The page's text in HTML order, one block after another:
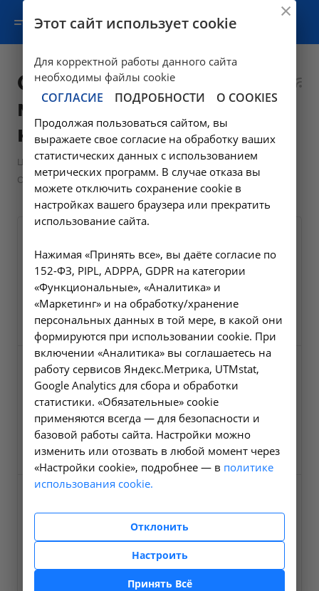
Операции и
манипуляции
колопроктолога
Цены в Ангарске —
Операции и манипуляции колопроктолога
кишки эндоскопическое
А16.17.020
2800 ₽ Заказать услугу
Удаление полипа анального
канала и прямой кишки
3600 ₽ Заказать услугу
геморроидальных узлов
А16.19.044
7600 ₽ Заказать услугу
Этот сайт использует cookie
Для корректной работы данного сайта
необходимы файлы cookie
СОГЛАСИЕ ПОДРОБНОСТИ О COOKIES
Продолжая пользоваться сайтом, вы
выражаете свое согласие на обработку ваших
статистических данных с использованием
метрических программ. В случае отказа вы
можете отключить сохранение cookie в
настройках вашего браузера или прекратить
использование сайта.
Нажимая «Принять все», вы даёте согласие по
152-ФЗ, PIPL, ADPPA, GDPR на категории
«Функциональные», «Аналитика» и
«Маркетинг» и на обработку/хранение
персональных данных в той мере, в какой они
формируются при использовании cookie. При
включении «Аналитика» вы соглашаетесь на
работу сервисов Яндекс.Метрика, UTMstat,
Google Analytics для сбора и обработки
статистики. «Обязательные» cookie
применяются всегда — для безопасности и
базовой работы сайта. Настройки можно
изменить или отозвать в любой момент через
«Настройки cookie», подробнее — в политике
использования cookie.
Отклонить
Настроить
Принять Всё